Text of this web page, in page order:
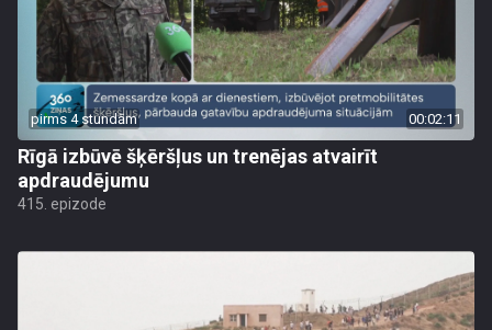
pirms 4 stundām 00:02:11
Rīgā izbūvē šķēršļus un trenējas atvairīt
apdraudējumu
415. epizode